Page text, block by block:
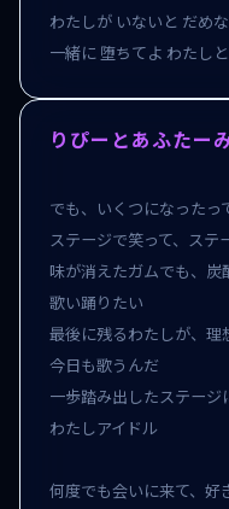
わたしが いないと だめ
一緒に 堕ちてよ わたしと
りぴーとあふたー
でも、いくつになったっ
ステージで笑って、ステ
味が消えたガムでも、炭
歌い踊りたい
最後に残るわたしが、
今日も歌うんだ
一歩踏み出したステージ
わたしアイドル
何度でも会いに来て、好